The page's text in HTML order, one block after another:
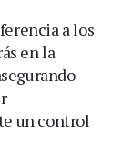
a los
en la
un control